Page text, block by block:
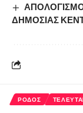
ΔΗΜΟΣΙΑΣ
ΡΟΔΟΣ